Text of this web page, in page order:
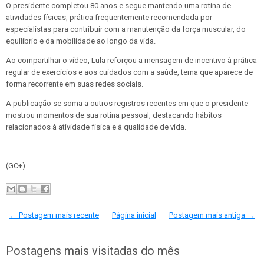
O presidente completou 80 anos e segue mantendo uma rotina de
atividades físicas, prática frequentemente recomendada por
especialistas para contribuir com a manutenção da força muscular, do
equilíbrio e da mobilidade ao longo da vida.
Ao compartilhar o vídeo, Lula reforçou a mensagem de incentivo à prática
regular de exercícios e aos cuidados com a saúde, tema que aparece de
forma recorrente em suas redes sociais.
A publicação se soma a outros registros recentes em que o presidente
mostrou momentos de sua rotina pessoal, destacando hábitos
relacionados à atividade física e à qualidade de vida.
(GC+)
← Postagem mais recente Postagem mais antiga →
Página inicial
Postagens mais visitadas do mês